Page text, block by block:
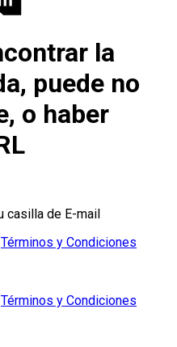
la
puede no
o haber
casilla de E-mail
Términos y Condiciones
Términos y Condiciones